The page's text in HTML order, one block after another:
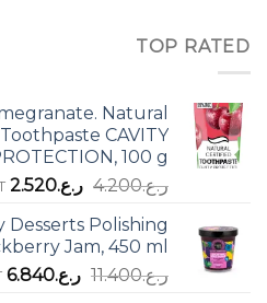
TOP RATED
Natural
CAVITY
100 g
ر.ع.4.200 السعر
هو:
ر.ع.4.200.
ر.ع.2.520
Polishing
Jam, 450 ml
ر.ع.11.400 السعر
ر.ع.6.840